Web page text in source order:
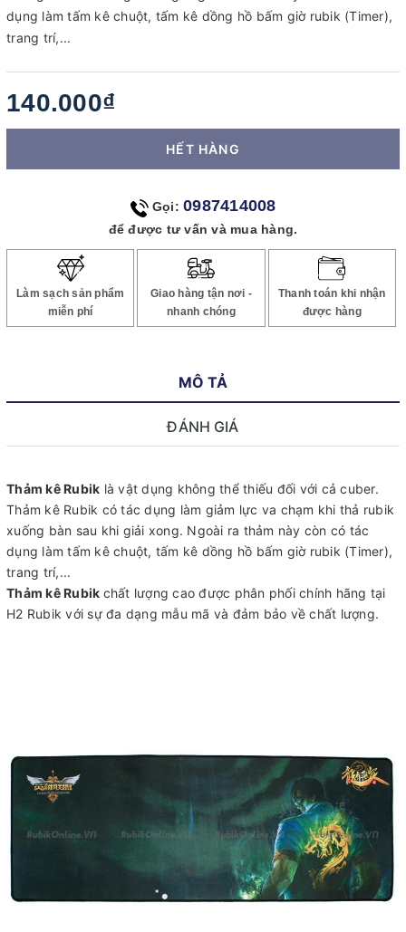
dụng làm tấm kê chuột, tấm kê dồng hồ bấm giờ rubik (Timer),
trang trí,...
140.000₫
HẾT HÀNG
Gọi: 0987414008
để được tư vấn và mua hàng.
Làm sạch sản phẩm
miễn phí
Giao hàng tận nơi -
nhanh chóng
Thanh toán khi nhận
được hàng
MÔ TẢ
ĐÁNH GIÁ
Thảm kê Rubik là vật dụng không thể thiếu đối với cả cuber.
Thảm kê Rubik có tác dụng làm giảm lực va chạm khi thả rubik
xuống bàn sau khi giải xong. Ngoài ra thảm này còn có tác
dụng làm tấm kê chuột, tấm kê dồng hồ bấm giờ rubik (Timer),
trang trí,...
Thảm kê Rubik chất lượng cao được phân phối chính hãng tại
H2 Rubik với sự đa dạng mẫu mã và đảm bảo về chất lượng.